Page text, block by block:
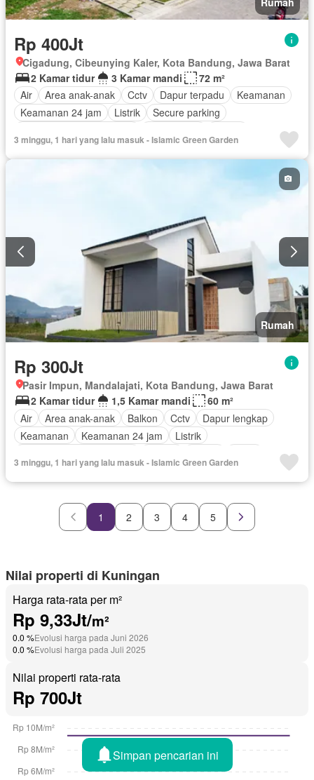
Rp 400Jt
Cigadung, Cibeunying Kaler, Kota Bandung, Jawa Barat
2 Kamar tidur
3 Kamar mandi
72 m²
Air
Area anak-anak Cctv Dapur terpadu
Keamanan
Keamanan 24 jam
Listrik
Secure parking
Halaman
3 minggu, 1 hari yang lalu masuk - Islamic Green Garden
Rumah
Rp 300Jt
Pasir Impun, Mandalajati, Kota Bandung, Jawa Barat
2 Kamar tidur
1,5 Kamar mandi
60 m²
Air
Area anak-anak Balkon Cctv
Dapur lengkap
Keamanan
Keamanan 24 jam
Listrik
Tanpa perabotan
3 minggu, 1 hari yang lalu masuk - Islamic Green Garden
1 2 3 4 5
Nilai properti di Kuningan
Harga rata-rata per m²
Rp 9,33Jt/m²
0.0 %Evolusi harga pada Juni 2026
0.0 %Evolusi harga pada Juli 2025
Nilai properti rata-rata
Rp 700Jt
Simpan pencarian ini